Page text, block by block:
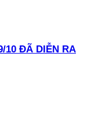
10 ĐÃ DIỄN RA